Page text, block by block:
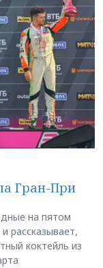
Гран-При
на пятом
рассказывает,
коктейль из